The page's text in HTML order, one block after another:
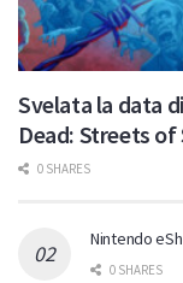
Svelata la data
Dead: Streets
0 SHARES
Nintendo
0 SHARES